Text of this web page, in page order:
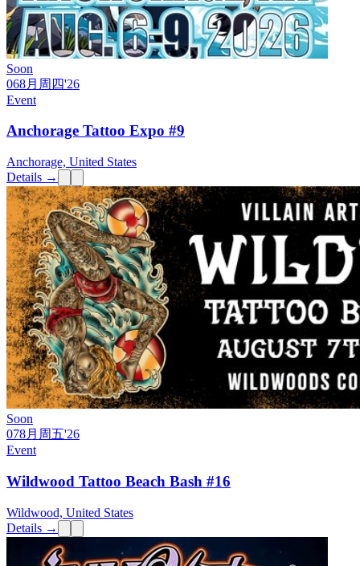
Soon
068月 周四'26
Event
Anchorage Tattoo Expo #9
Anchorage, United States
Details →
Soon
078月 周五'26
Event
Wildwood Tattoo Beach Bash #16
Wildwood, United States
Details →